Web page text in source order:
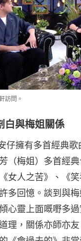
訪問。
白與梅姐關係
仔擁有多首經典歌
（梅姐）多首經
女人之苦》、《
多回憶。談到與
心靈上面嘅嘢多
理，關係亦師亦